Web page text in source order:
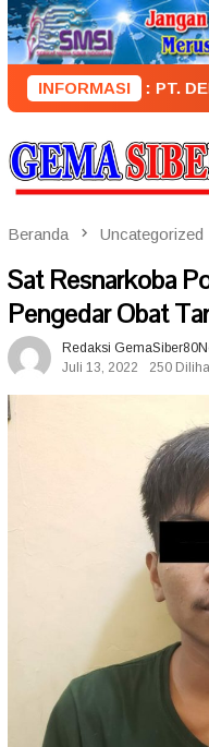
Loncat
ke
konten
INFORMASI
: PT. DENI GEMA
Beranda Uncategorized
Sat Resnarkoba
Pengedar Obat
Redaksi
Juli 13, 2022
250